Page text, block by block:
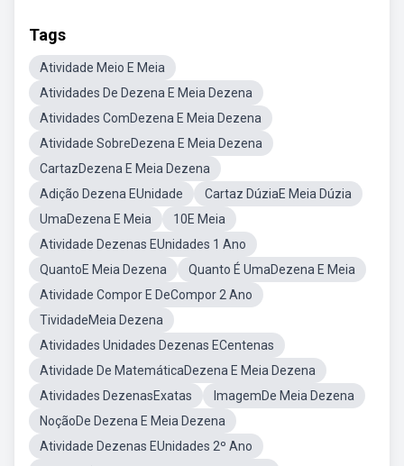
Tags
Atividade Meio E Meia
Atividades De Dezena E Meia Dezena
Atividades ComDezena E Meia Dezena
Atividade SobreDezena E Meia Dezena
CartazDezena E Meia Dezena
Adição Dezena EUnidade
Cartaz DúziaE Meia Dúzia
UmaDezena E Meia
10E Meia
Atividade Dezenas EUnidades 1 Ano
QuantoE Meia Dezena
Quanto É UmaDezena E Meia
Atividade Compor E DeCompor 2 Ano
TividadeMeia Dezena
Atividades Unidades Dezenas ECentenas
Atividade De MatemáticaDezena E Meia Dezena
Atividades DezenasExatas
ImagemDe Meia Dezena
NoçãoDe Dezena E Meia Dezena
Atividade Dezenas EUnidades 2º Ano